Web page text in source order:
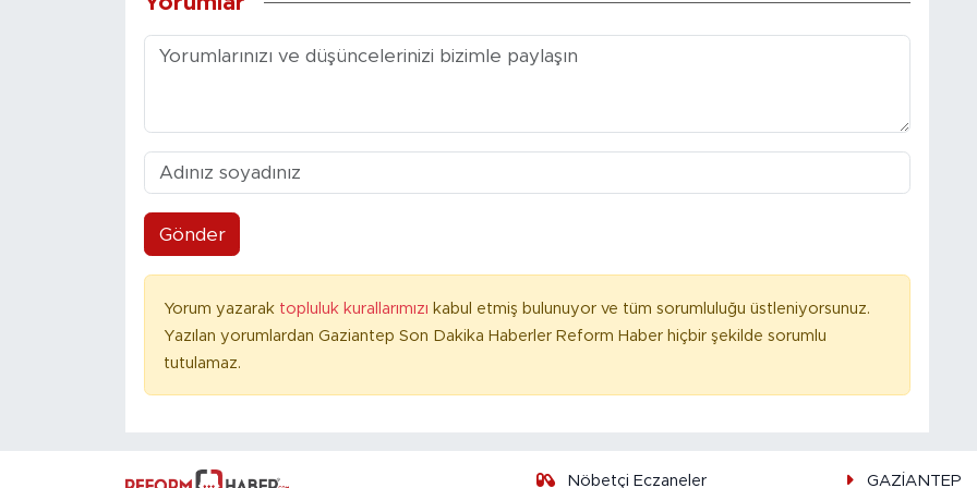
Gönder
Yorum yazarak topluluk kurallarımızı kabul etmiş bulunuyor ve tüm sorumluluğu üstleniyorsunuz.
Yazılan yorumlardan Gaziantep Son Dakika Haberler Reform Haber hiçbir şekilde sorumlu
tutulamaz.
Nöbetçi Eczaneler GAZİANTEP